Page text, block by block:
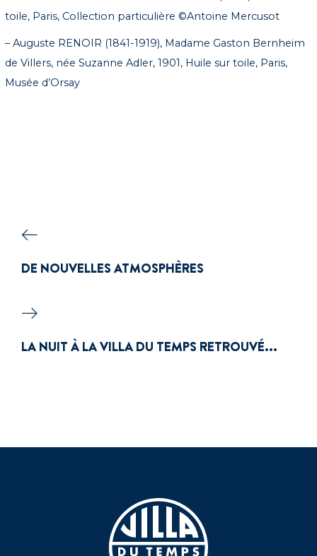
toile, Paris, Collection particulière ©Antoine Mercusot
– Auguste RENOIR (1841-1919), Madame Gaston Bernheim
de Villers, née Suzanne Adler, 1901, Huile sur toile, Paris,
Musée d’Orsay
DE NOUVELLES ATMOSPHÈRES
LA NUIT À LA VILLA DU TEMPS RETROUVÉ...